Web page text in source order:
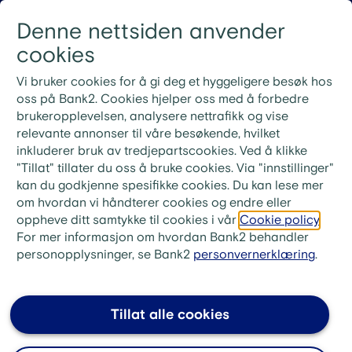
Denne nettsiden anvender
cookies
Vi bruker cookies for å gi deg et hyggeligere besøk hos
oss på Bank2. Cookies hjelper oss med å forbedre
brukeropplevelsen, analysere nettrafikk og vise
relevante annonser til våre besøkende, hvilket
inkluderer bruk av tredjepartscookies. Ved å klikke
"Tillat" tillater du oss å bruke cookies. Via "innstillinger"
kan du godkjenne spesifikke cookies. Du kan lese mer
om hvordan vi håndterer cookies og endre eller
oppheve ditt samtykke til cookies i vår Cookie policy
For mer informasjon om hvordan Bank2 behandler
personopplysninger, se Bank2 personvernerklæring.
Tillat alle cookies
Nye rutiner for ekstrainnbetaling på lån
Ved ekstrainnbetaling på lånet ditt må du bruke
KID-nummeret fra din siste faktura. Ønsker du i
stedet å betale neste måneds innbetaling, skriv «Til
gode + ditt lånenummer» i meldingsfeltet i stedet for
KID-nummer.
bank2.no > Låne > Refinansiering >
FAQ Refinansiering med sikkerhet i bolig
Kan jeg øke boliglånet samtidig
gjeld?
Ja, det er vanlig å øke boliglånet for å samle og